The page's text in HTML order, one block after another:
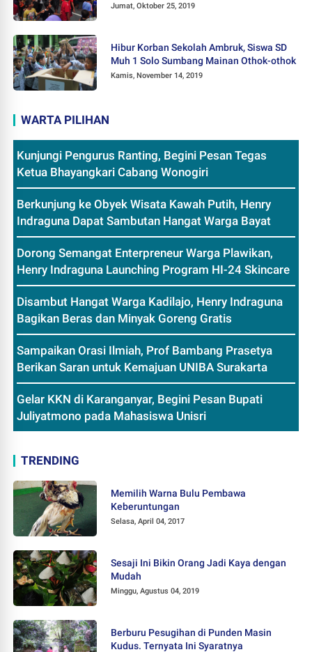
Jumat, Oktober 25, 2019
Hibur Korban Sekolah Ambruk, Siswa SD
Muh 1 Solo Sumbang Mainan Othok-othok
Kamis, November 14, 2019
WARTA PILIHAN
Kunjungi Pengurus Ranting, Begini Pesan Tegas
Ketua Bhayangkari Cabang Wonogiri
Berkunjung ke Obyek Wisata Kawah Putih, Henry
Indraguna Dapat Sambutan Hangat Warga Bayat
Dorong Semangat Enterpreneur Warga Plawikan,
Henry Indraguna Launching Program HI-24 Skincare
Disambut Hangat Warga Kadilajo, Henry Indraguna
Bagikan Beras dan Minyak Goreng Gratis
Sampaikan Orasi Ilmiah, Prof Bambang Prasetya
Berikan Saran untuk Kemajuan UNIBA Surakarta
Gelar KKN di Karanganyar, Begini Pesan Bupati
Juliyatmono pada Mahasiswa Unisri
TRENDING
Memilih Warna Bulu Pembawa
Keberuntungan
Selasa, April 04, 2017
Sesaji Ini Bikin Orang Jadi Kaya dengan
Mudah
Minggu, Agustus 04, 2019
Berburu Pesugihan di Punden Masin
Kudus. Ternyata Ini Syaratnya